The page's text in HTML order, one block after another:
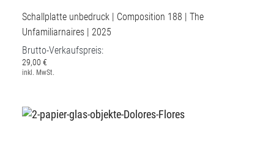
Schallplatte unbedruck | Composition 188 | The
Unfamiliarnaires | 2025
Brutto-Verkaufspreis:
29,00 €
inkl. MwSt.